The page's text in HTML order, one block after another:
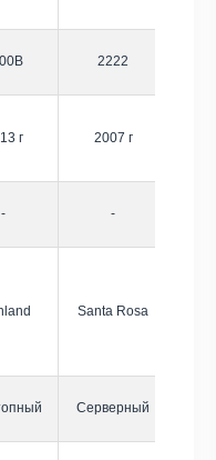
2222
г 2007 г
- -
Santa Rosa
Серверный